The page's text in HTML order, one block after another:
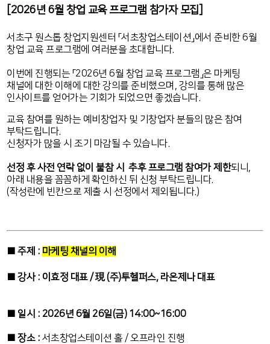
[2026년 6월 창업 교육 프로그램 참가자 모집]
서초구 원스톱 창업지원센터 「서초창업스테이션」에서 준비한 6월
창업 교육 프로그램에 여러분을 초대합니다.
이번에 진행되는 「2026년 6월 창업 교육 프로그램」은 마케팅
채널에 대한 이해에 대한강의를 준비했으며, 강의를 통해 많은
인사이트를 얻어가는 기회가 되었으면 좋겠습니다.
교육 참여를 원하는 예비창업자 및 기창업자 분들의 많은 참여
부탁드립니다.
신청자가 많을 시 조기 마감될 수 있습니다.
선정 후 사전 연락 없이 불참 시 추후 프로그램 참여가 제한되니,
아래 내용을 꼼꼼하게 확인하신 뒤 신청 부탁드립니다.
(작성란에 빈칸으로 제출 시 선정에서 제외됩니다.)
■ 주제 : 마케팅 채널의 이해
■ 강사 : 이효정 대표 / 現 (주)투헬퍼스, 라온제나 대표
■ 일시 : 2026년 6월 26일(금) 14:00~16:00
■ 장소 : 서초창업스테이션 홀 / 오프라인 진행